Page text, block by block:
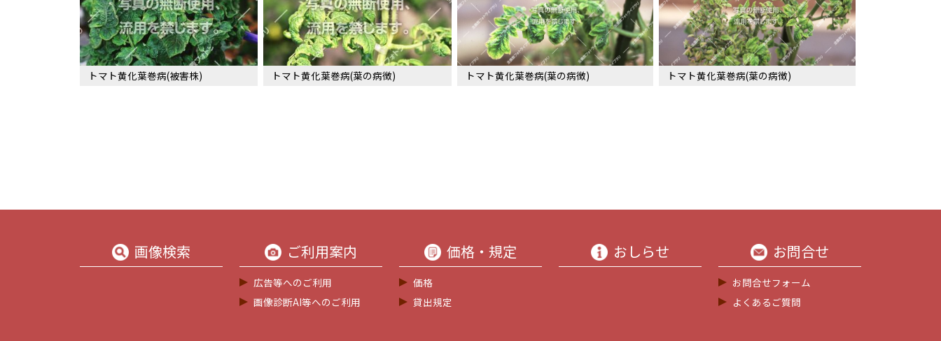
トマト黄化葉巻病(被害株) トマト黄化葉巻病(葉の病徴) トマト黄化葉巻病(葉の病徴) トマト黄化葉巻病(葉の病徴)
画像検索 ご利用案内
広告等へのご利用
画像診断AI等へのご利用
価格・規定
価格
貸出規定
おしらせ お問合せ
お問合せフォーム
よくあるご質問